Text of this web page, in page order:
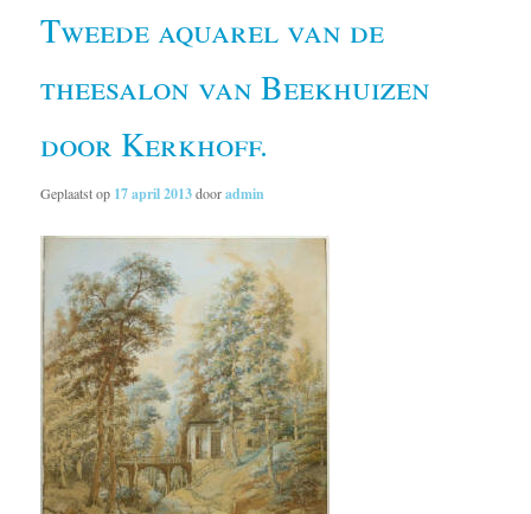
Tweede aquarel van de
theesalon van Beekhuizen
door Kerkhoff.
Geplaatst op 17 april 2013dooradmin